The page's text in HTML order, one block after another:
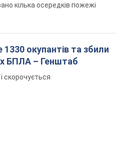
кілька осередків пожежі
окупантів та збили
БПЛА – Генштаб
скорочується